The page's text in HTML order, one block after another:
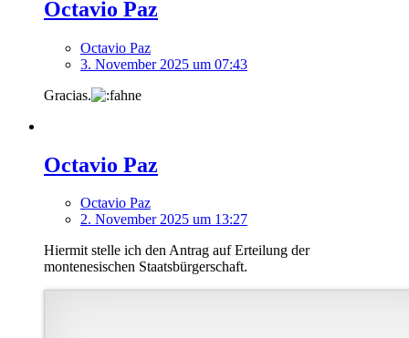
Octavio Paz
Octavio Paz
3. November 2025 um 07:43
Gracias.
Octavio Paz
Octavio Paz
2. November 2025 um 13:27
Hiermit stelle ich den Antrag auf Erteilung der
montenesischen Staatsbürgerschaft.